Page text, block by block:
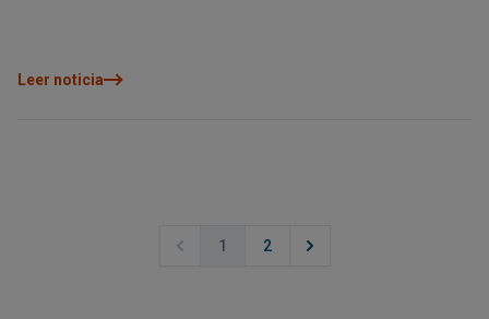
Leer noticia
1 2